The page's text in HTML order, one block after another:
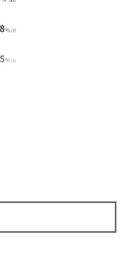
よくある」「ときど